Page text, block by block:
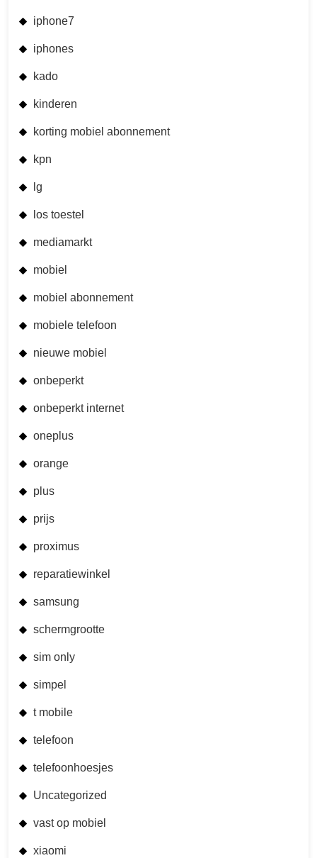
iphone7
iphones
kado
kinderen
korting mobiel abonnement
kpn
lg
los toestel
mediamarkt
mobiel
mobiel abonnement
mobiele telefoon
nieuwe mobiel
onbeperkt
onbeperkt internet
oneplus
orange
plus
prijs
proximus
reparatiewinkel
samsung
schermgrootte
sim only
simpel
t mobile
telefoon
telefoonhoesjes
Uncategorized
vast op mobiel
xiaomi